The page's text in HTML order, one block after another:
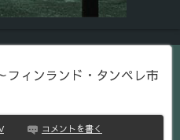
ィンランド・タンペレ市
コメントを書く